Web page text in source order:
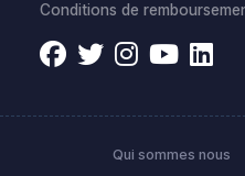
Conditions de
Qui sommes nous